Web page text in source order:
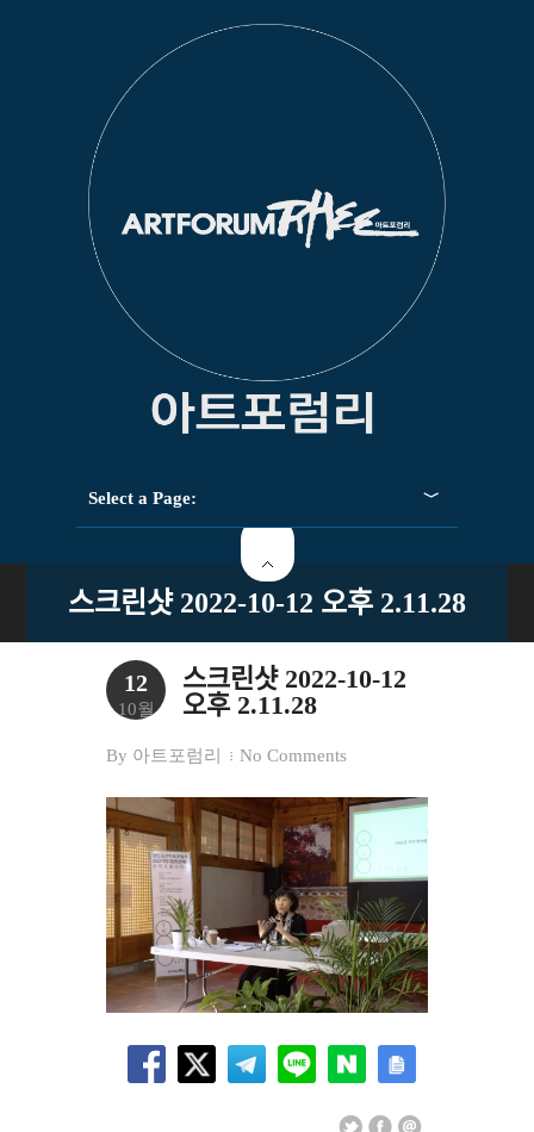
Select a Page:
스크린샷 2022-10-12 오후 2.11.28
12
10월
스크린샷 2022-10-12
오후 2.11.28
By 아트포럼리 No Comments